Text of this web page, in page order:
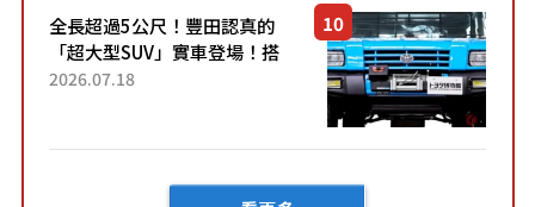
全長超過5公尺！豐田認真的
「超大型SUV」實車登場！搭
載後輪也會轉向的「四輪轉
「Mega C...
2026.07.18